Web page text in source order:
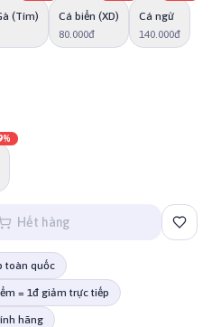
(Tím)
Cá biển (XD)
80.000đ
Cá ngừ
140.000đ
%
Hết hàng
toàn quốc
= 1đ giảm trực tiếp
hãng